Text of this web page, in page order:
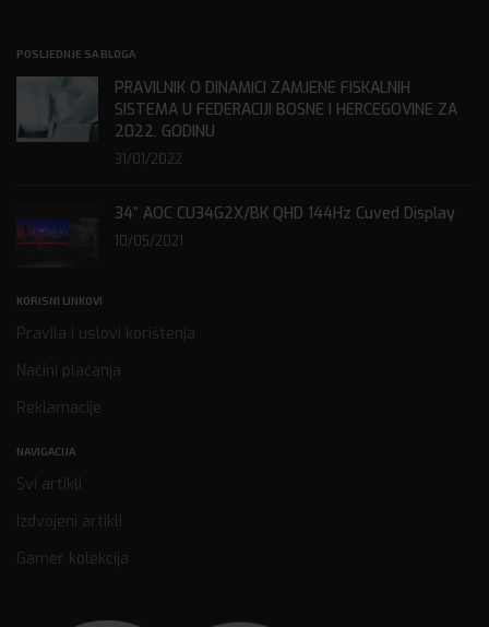
POSLJEDNJE SA BLOGA
PRAVILNIK O DINAMICI ZAMJENE FISKALNIH
SISTEMA U FEDERACIJI BOSNE I HERCEGOVINE ZA
2022. GODINU
31/01/2022
34” AOC CU34G2X/BK QHD 144Hz Cuved Display
10/05/2021
KORISNI LINKOVI
Pravila i uslovi korištenja
Načini plaćanja
Reklamacije
NAVIGACIJA
Svi artikli
Izdvojeni artikli
Gamer kolekcija